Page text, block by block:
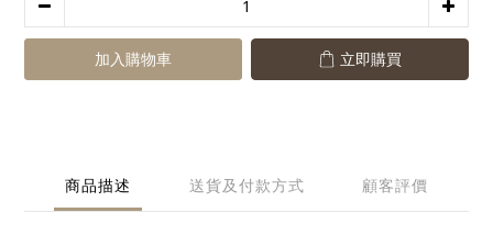
加入購物車 立即購買
商品描述 送貨及付款方式 顧客評價